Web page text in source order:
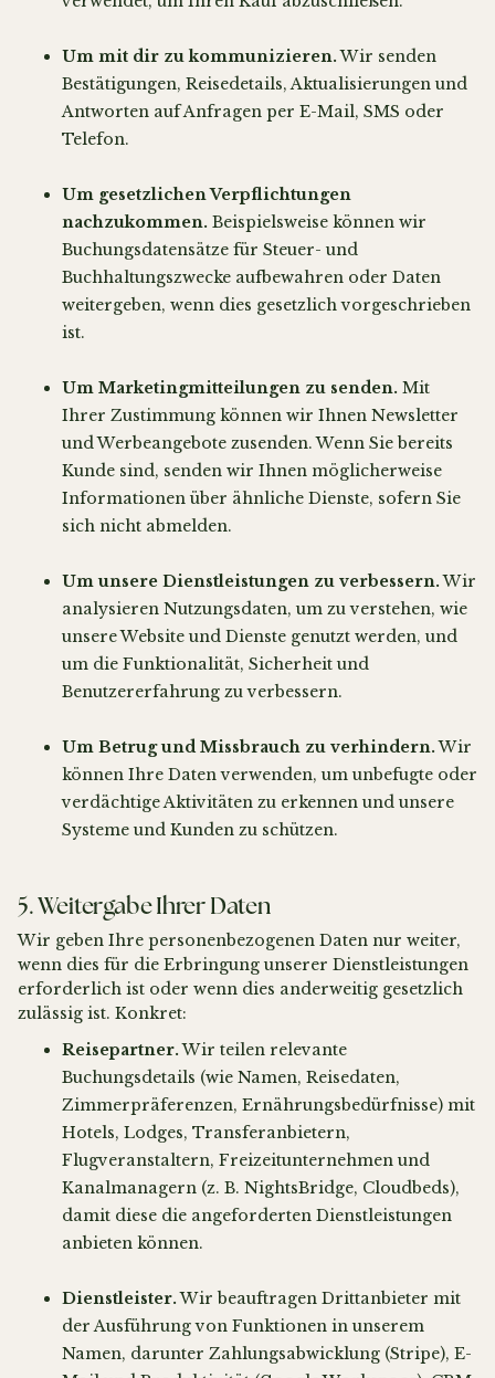
Um mit dir zu kommunizieren.Wir senden
Bestätigungen, Reisedetails, Aktualisierungen und
Antworten auf Anfragen per E-Mail, SMS oder
Telefon.
Um gesetzlichen Verpflichtungen
nachzukommen. Beispielsweise können wir
Buchungsdatensätze für Steuer- und
Buchhaltungszwecke aufbewahren oder Daten
weitergeben, wenn dies gesetzlich vorgeschrieben
ist.
Um Marketingmitteilungen zu senden. Mit
Ihrer Zustimmung können wir Ihnen Newsletter
und Werbeangebote zusenden. Wenn Sie bereits
Kunde sind, senden wir Ihnen möglicherweise
Informationen über ähnliche Dienste, sofern Sie
sich nicht abmelden.
Um unsere Dienstleistungen zu verbessern.Wir
analysieren Nutzungsdaten, um zu verstehen, wie
unsere Website und Dienste genutzt werden, und
um die Funktionalität, Sicherheit und
Benutzererfahrung zu verbessern.
Um Betrug und Missbrauch zu verhindern.Wir
können Ihre Daten verwenden, um unbefugte oder
verdächtige Aktivitäten zu erkennen und unsere
Systeme und Kunden zu schützen.
5. Weitergabe Ihrer Daten
Wir geben Ihre personenbezogenen Daten nur weiter,
wenn dies für die Erbringung unserer Dienstleistungen
erforderlich ist oder wenn dies anderweitig gesetzlich
zulässig ist. Konkret:
Reisepartner.Wir teilen relevante
Buchungsdetails (wie Namen, Reisedaten,
Zimmerpräferenzen, Ernährungsbedürfnisse) mit
Hotels, Lodges, Transferanbietern,
Flugveranstaltern, Freizeitunternehmen und
Kanalmanagern (z. B. NightsBridge, Cloudbeds),
damit diese die angeforderten Dienstleistungen
anbieten können.
Dienstleister.Wir beauftragen Drittanbieter mit
der Ausführung von Funktionen in unserem
Namen, darunter Zahlungsabwicklung (Stripe), E-